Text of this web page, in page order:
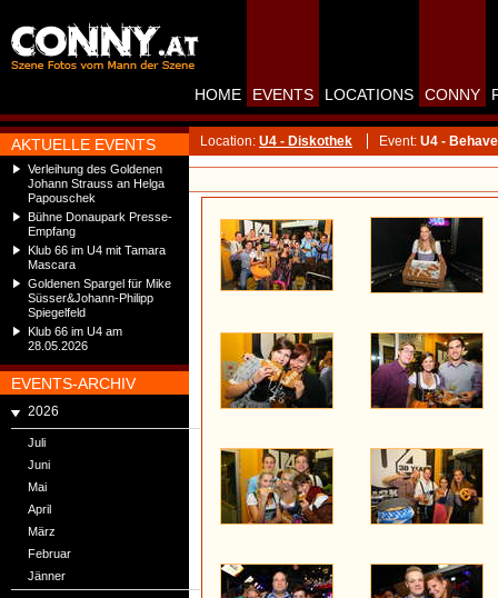
AKTUELLE EVENTS
Verleihung des Goldenen
Johann Strauss an Helga
Papouschek
Bühne Donaupark Presse-
Empfang
Klub 66 im U4 mit Tamara
Mascara
Goldenen Spargel für Mike
Süsser&Johann-Philipp
Spiegelfeld
Klub 66 im U4 am
28.05.2026
EVENTS-ARCHIV
2026
Juli
Juni
Mai
April
März
Februar
Jänner
HOME EVENTS LOCATIONS CONNY
Location: U4 - Diskothek Event: U4 -